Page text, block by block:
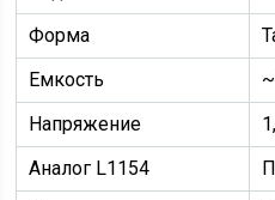
Форма
Емкость
Напряжение
Аналог L1154